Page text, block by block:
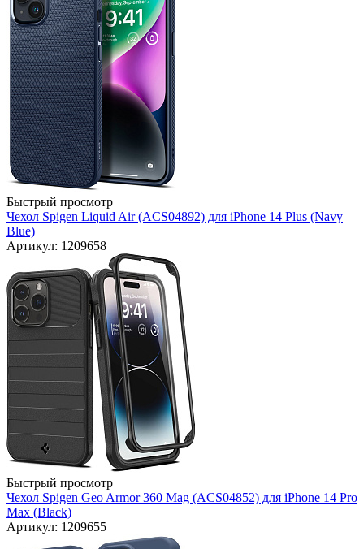
Быстрый просмотр
Чехол Spigen Liquid Air (ACS04892) для iPhone 14 Plus (Navy
Blue)
Артикул: 1209658
Быстрый просмотр
Чехол Spigen Geo Armor 360 Mag (ACS04852) для iPhone 14 Pro
Max (Black)
Артикул: 1209655